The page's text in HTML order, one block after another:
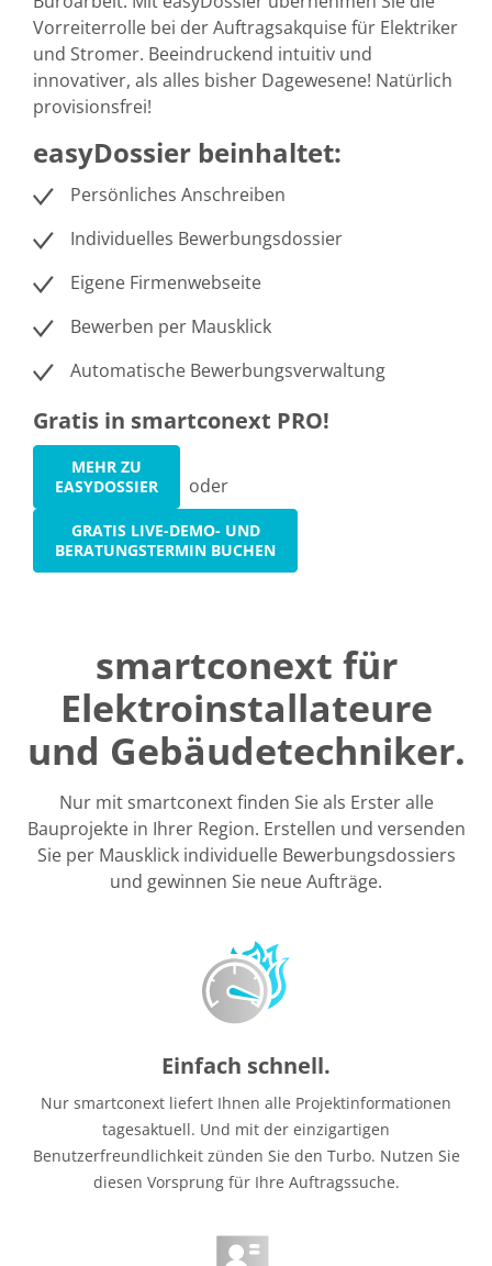
Vorreiterrolle bei der Auftragsakquise für Elektriker
und Stromer. Beeindruckend intuitiv und
innovativer, als alles bisher Dagewesene! Natürlich
provisionsfrei!
easyDossier beinhaltet:
Persönliches Anschreiben
Individuelles Bewerbungsdossier
Eigene Firmenwebseite
Bewerben per Mausklick
Automatische Bewerbungsverwaltung
Gratis in smartconext PRO!
MEHR ZU
EASYDOSSIER
oder
GRATIS LIVE-DEMO- UND
BERATUNGSTERMIN BUCHEN
smartconext für
Elektroinstallateure
und Gebäudetechniker.
Nur mit smartconext finden Sie als Erster alle
Bauprojekte in Ihrer Region. Erstellen und versenden
Sie per Mausklick individuelle Bewerbungsdossiers
und gewinnen Sie neue Aufträge.
Einfach schnell.
Nur smartconext liefert Ihnen alle Projektinformationen
tagesaktuell. Und mit der einzigartigen
Benutzerfreundlichkeit zünden Sie den Turbo. Nutzen Sie
diesen Vorsprung für Ihre Auftragssuche.